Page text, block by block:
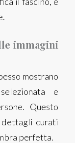
immagini
mostrano
e
Questo
dettagli curati
perfetta.